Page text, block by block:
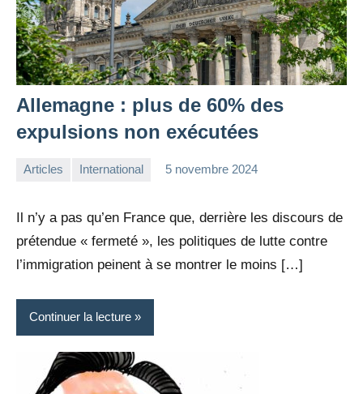
Allemagne : plus de 60% des
expulsions non exécutées
Articles International 5 novembre 2024
Il n’y a pas qu’en France que, derrière les discours de
prétendue « fermeté », les politiques de lutte contre
l’immigration peinent à se montrer le moins […]
Continuer la lecture